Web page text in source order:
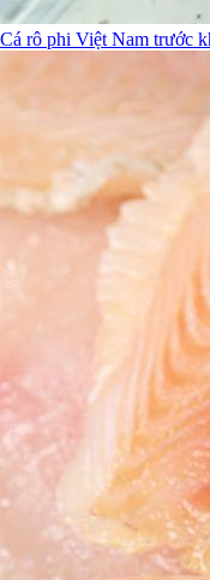
Cá rô phi Việt Nam trước